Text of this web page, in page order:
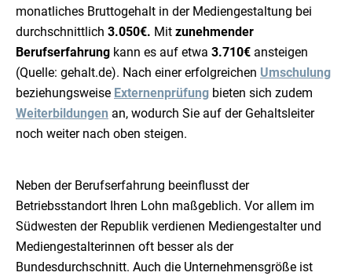
monatliches Bruttogehalt in der Mediengestaltung bei
durchschnittlich 3.050€. Mit zunehmender
Berufserfahrung kann es auf etwa 3.710€ ansteigen
(Quelle: gehalt.de). Nach einer erfolgreichen Umschulung
beziehungsweise Externenprüfung bieten sich zudem
Weiterbildungen an, wodurch Sie auf der Gehaltsleiter
noch weiter nach oben steigen.
Neben der Berufserfahrung beeinflusst der
Betriebsstandort Ihren Lohn maßgeblich. Vor allem im
Südwesten der Republik verdienen Mediengestalter und
Mediengestalterinnen oft besser als der
Bundesdurchschnitt. Auch die Unternehmensgröße ist